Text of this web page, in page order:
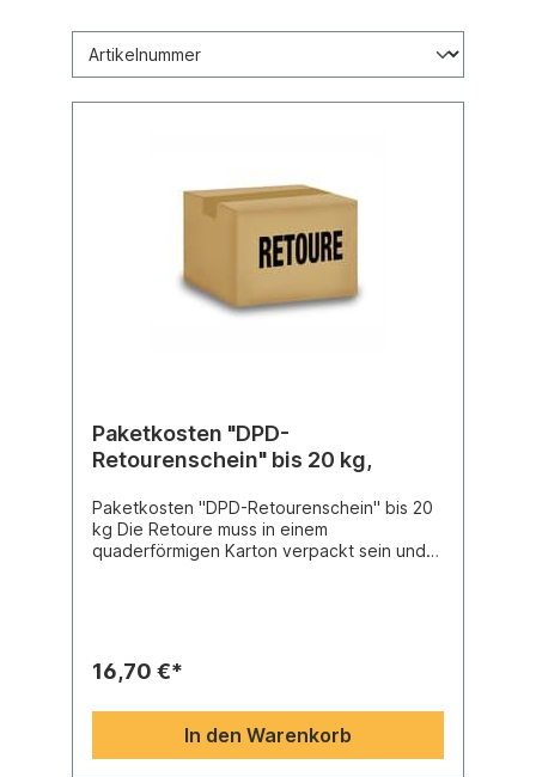
Paketkosten "DPD-
Retourenschein" bis 20 kg,
Paketkosten "DPD-Retourenschein" bis 20
kg Die Retoure muss in einem
quaderförmigen Karton verpackt sein und
gelten die maximalen Maße von Länge 61
überschritten (jedes zusätzliche Gramm
zählt), behalten wir uns vor, die dadurch
16,70 €*
In den Warenkorb